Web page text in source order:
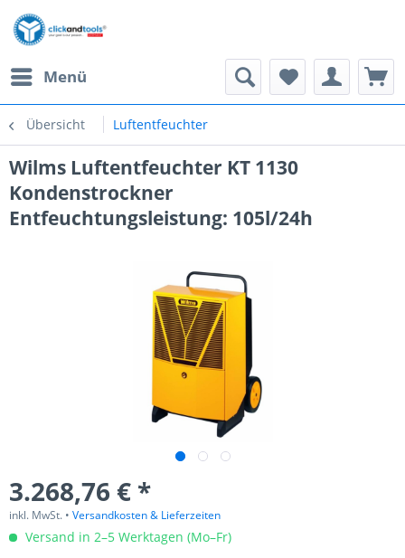
Menü
Übersicht Luftentfeuchter
Wilms Luftentfeuchter KT 1130
Kondenstrockner
Entfeuchtungsleistung: 105l/24h
3.268,76 € *
inkl. MwSt. • Versandkosten & Lieferzeiten
Versand in 2–5 Werktagen (Mo–Fr)